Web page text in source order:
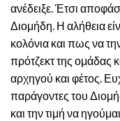
ανέδειξε. Έτσι
Διομήδη. Η αλήθεια
κολόνια και πως να
πρότζεκτ της ομάδας
αρχηγού και φέτος.
παράγοντες του
και την τιμή να